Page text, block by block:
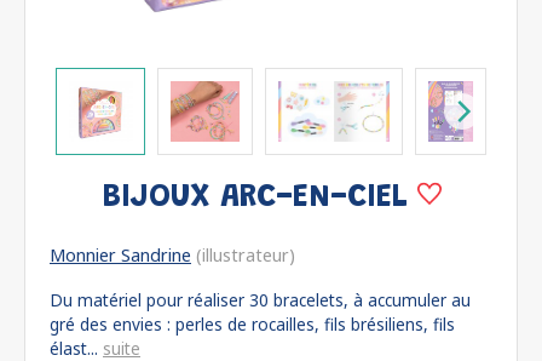
BIJOUX ARC-EN-CIEL
Monnier Sandrine (illustrateur)
Du matériel pour réaliser 30 bracelets, à accumuler au
gré des envies : perles de rocailles, fils brésiliens, fils
élast... suite